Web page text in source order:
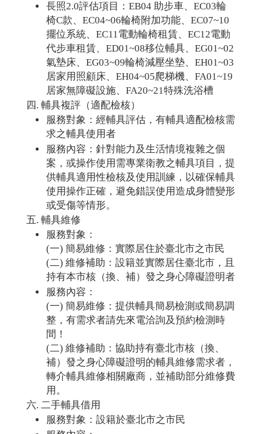
長照2.0評估項目：EB04 助步車、EC03輪
椅C款、EC04~06輪椅附加功能、EC07~10
擺位系統、EC11電動輪椅租賃、EC12電動
代步車租賃、ED01~08移位輔具、EG01~02
氣墊床、EG03~09輪椅減壓坐墊、EH01~03
居家用照顧床、EH04~05爬梯機、FA01~19
居家無障礙設施、FA20~21特殊洗浴槽
輔具複評（適配檢核）
服務對象：經輔具評估，有輔具適配檢核需
求之輔具使用者
服務內容：針對能力及生活情境複雜之個
案，或操作使用需專業衛教之輔具項目，提
供輔具適用性檢核及使用訓練，以確保輔具
使用操作正確，避免錯誤使用造成身體變形
或受傷等情形。
輔具維修
服務對象：
(一) 簡易維修：實際居住於臺北市之市民
(二) 維修補助：設籍並實際居住臺北市，且
持有本市核（換、補）發之身心障礙證明者
服務內容：
(一) 簡易維修：提供輔具簡易檢測或簡易調
整，有需求者請先來電洽詢及預約檢測時
間！
(二) 維修補助：協助持有臺北市核（換、
補）發之身心障礙證明的輔具維修需求者，
轉介輔具維修相關廠商，並補助部分維修費
用。
二手輔具借用
服務對象：設籍於臺北市之市民